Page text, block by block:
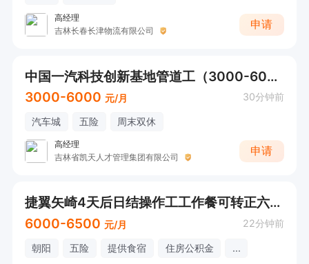
高经理
吉林长春长津物流有限公司
申请
中国一汽科技创新基地管道工（3000-6000+待遇好）
3000-6000 元/月 30分钟前
汽车城 五险 周末双休
高经理
吉林省凯天人才管理集团有限公司
申请
捷翼矢崎4天后日结操作工工作餐可转正六险一金
6000-6500 元/月 22分钟前
朝阳 五险 提供食宿 住房公积金 ...